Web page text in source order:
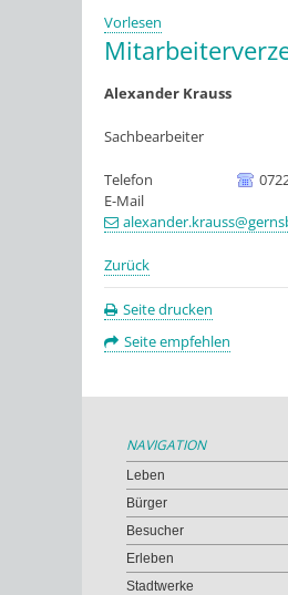
Vorlesen
Alexander Krauss
Sachbearbeiter
Telefon
E-Mail
Zurück
Seite drucken
Seite empfehlen
NAVIGATION
Leben
Bürger
Besucher
Erleben
Stadtwerke